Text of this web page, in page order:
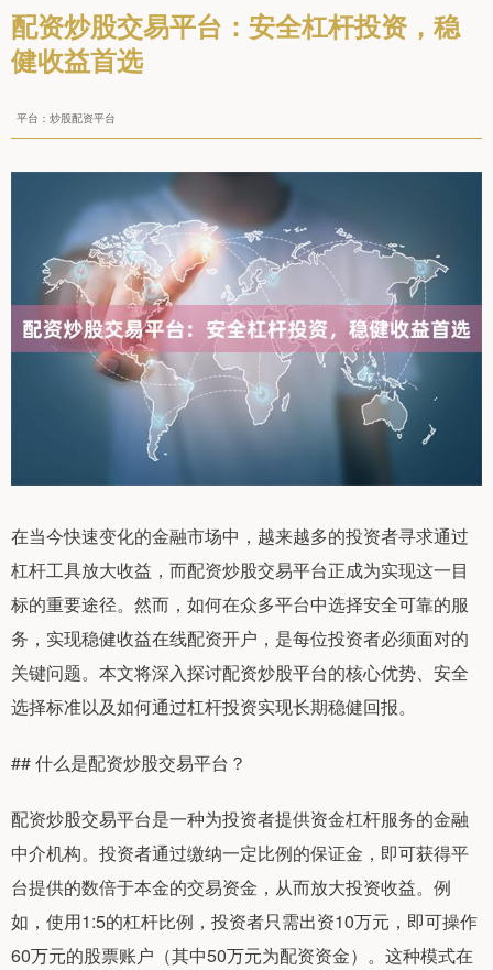
配资炒股交易平台：安全杠杆投资，稳
健收益首选
平台：炒股配资平台
在当今快速变化的金融市场中，越来越多的投资者寻求通过
杠杆工具放大收益，而配资炒股交易平台正成为实现这一目
标的重要途径。然而，如何在众多平台中选择安全可靠的服
务，实现稳健收益在线配资开户，是每位投资者必须面对的
关键问题。本文将深入探讨配资炒股平台的核心优势、安全
选择标准以及如何通过杠杆投资实现长期稳健回报。
## 什么是配资炒股交易平台？
配资炒股交易平台是一种为投资者提供资金杠杆服务的金融
中介机构。投资者通过缴纳一定比例的保证金，即可获得平
台提供的数倍于本金的交易资金，从而放大投资收益。例
如，使用1:5的杠杆比例，投资者只需出资10万元，即可操作
60万元的股票账户（其中50万元为配资资金）。这种模式在